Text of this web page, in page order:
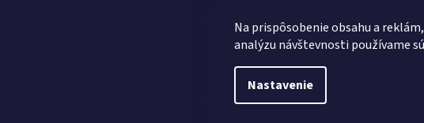
Na prispôsobenie obsahu a
analýzu návštevnosti používame
Nastavenie